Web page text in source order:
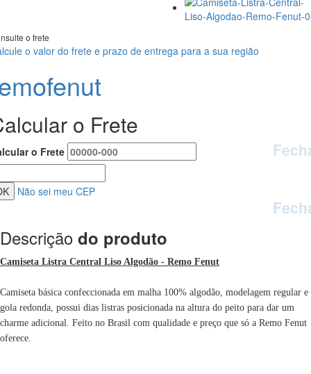
o frete
o valor do frete e prazo de entrega para a sua região
o Frete
o Frete
Não sei meu CEP
Descrição do produto
Camiseta Listra Central Liso Algodão - Remo Fenut
Camiseta básica confeccionada em malha 100% algodão, modelagem regular e
gola redonda, possui dias listras posicionada na altura do peito para dar um
charme adicional. Feito no Brasil com qualidade e preço que só a Remo Fenut
oferece.